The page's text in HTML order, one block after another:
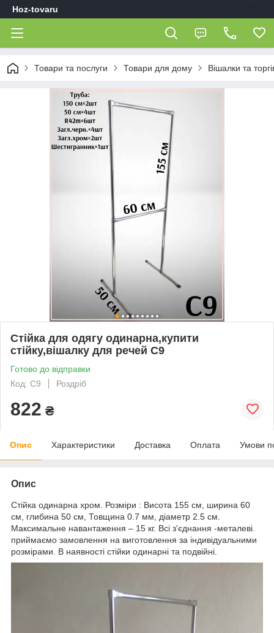
Hoz-tovaru
Товари та послуги Товари для дому Вішалки та
Стійка для одягу одинарна,купити
стійку,вішалку для речей С9
Готово до відправки
Код: С9
Роздріб
822 ₴
Опис Характеристики Доставка Оплата Умови
Опис
Стійка одинарна хром. Розміри : Висота 155 см, ширина 60
см, глибина 50 см, Товщина 0.7 мм, діаметр 2.5 см.
Максимальне навантаження – 15 кг. Всі з'єднання -металеві.
приймаємо замовлення на виготовлення за індивідуальними
розмірами. В наявності стійки одинарні та подвійні.